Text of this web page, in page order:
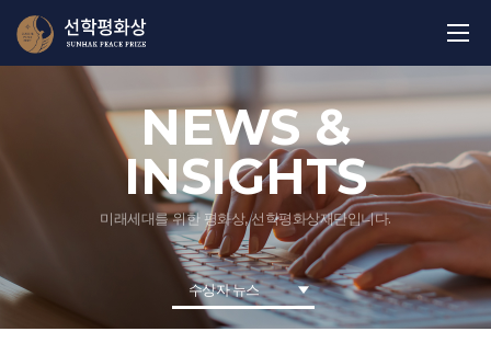
NEWS &
INSIGHTS
미래세대를 위한 평화상, 선학평화상재단입니다.
수상자 뉴스